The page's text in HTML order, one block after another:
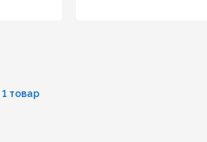
1 товар